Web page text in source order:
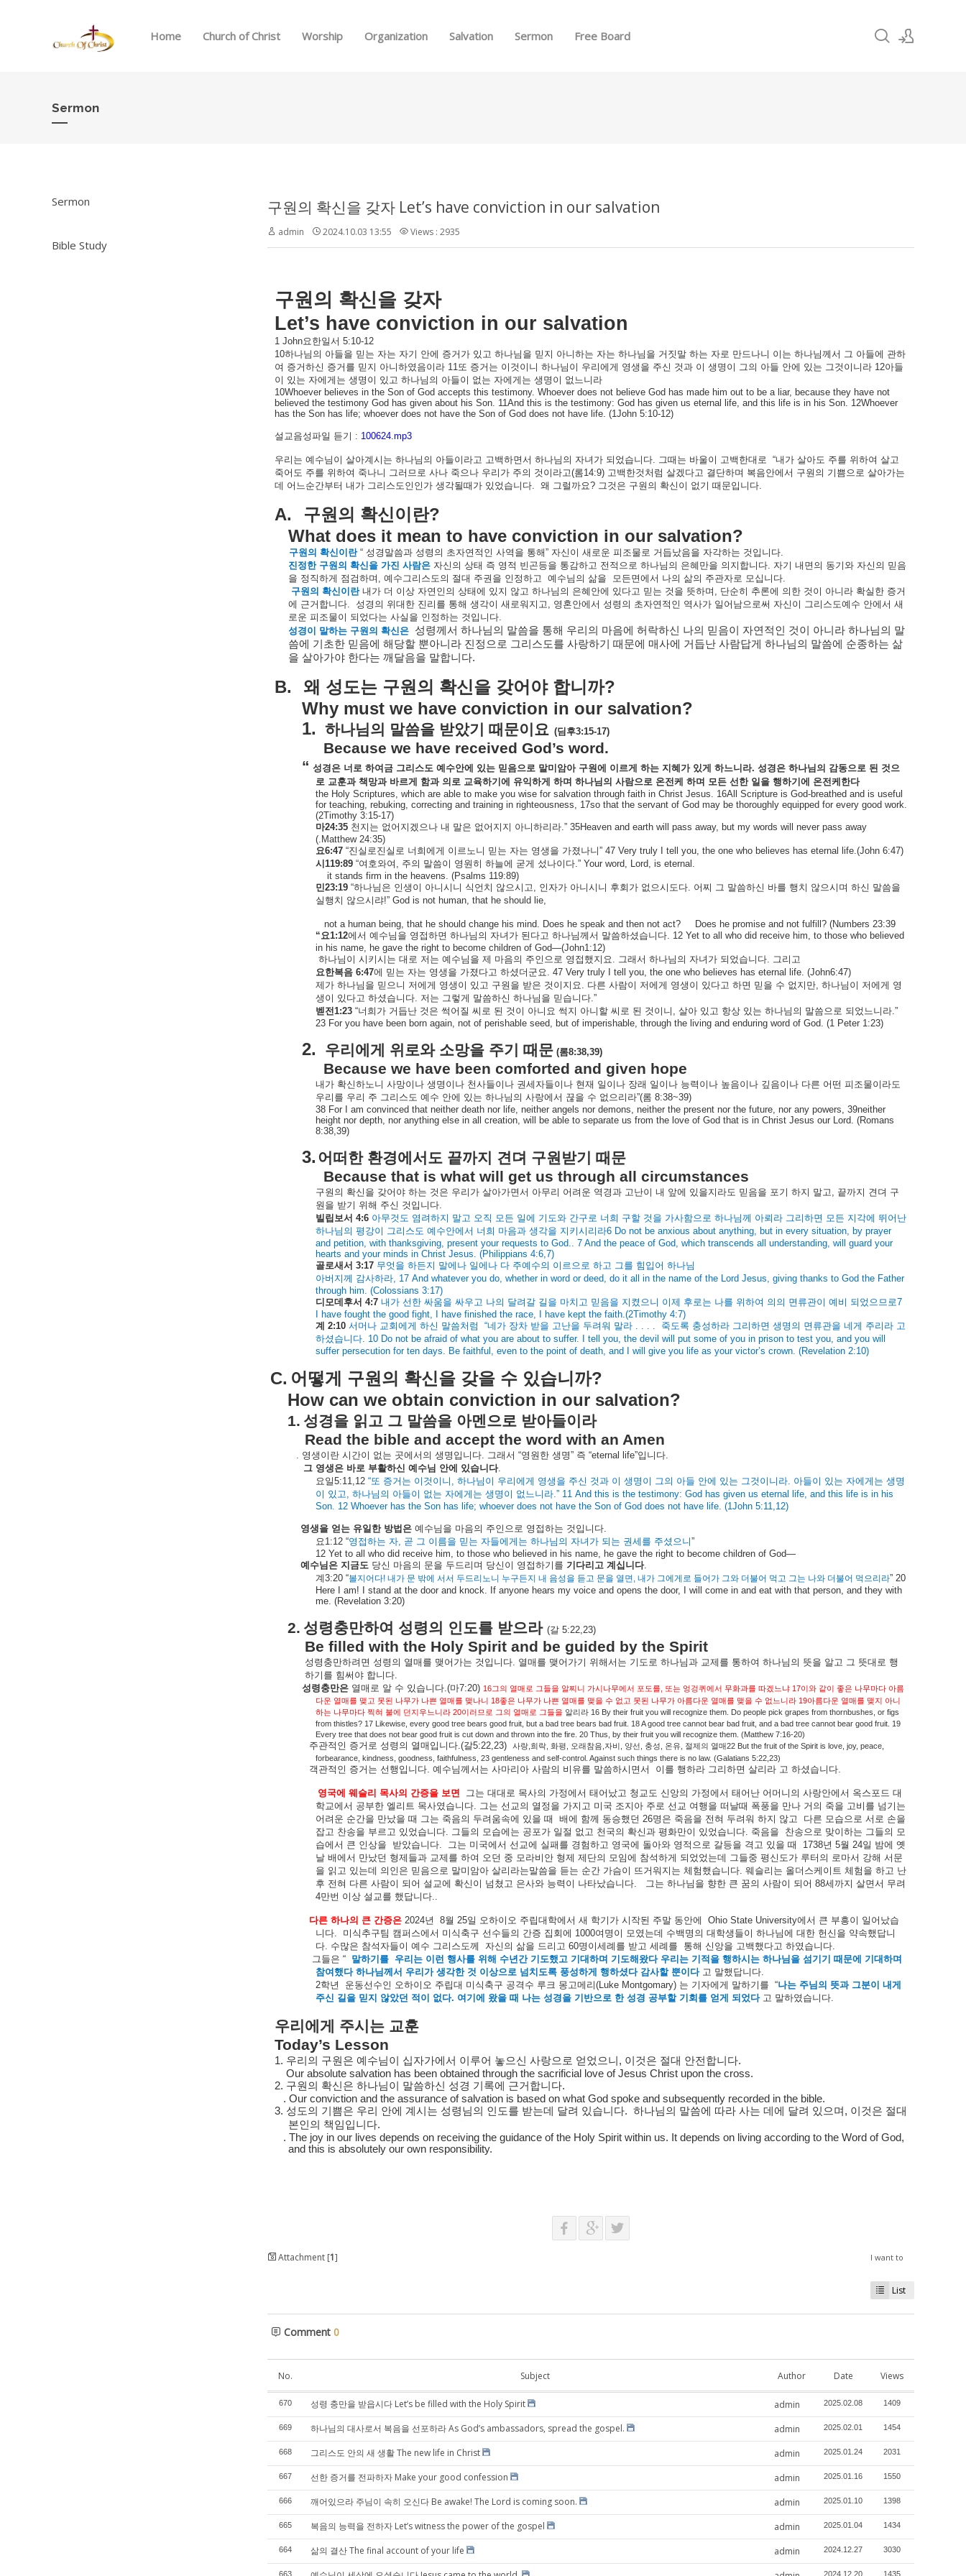
Home Church of Christ Worship Organization Salvation Sermon Free Board
Sermon
Sermon
Bible Study
구원의 확신을 갖자 Let’s have conviction in our salvation
admin 2024.10.03 13:55 Views : 2935
구원의 확신을 갖자
Let’s have conviction in our salvation
1 John요한일서 5:10-12
10하나님의 아들을 믿는 자는 자기 안에 증거가 있고 하나님을 믿지 아니하는 자는 하나님을 거짓말 하는 자로 만드나니 이는 하나님께서 그 아들에 관하
여 증거하신 증거를 믿지 아니하였음이라 11또 증거는 이것이니 하나님이 우리에게 영생을 주신 것과 이 생명이 그의 아들 안에 있는 그것이니라 12아들
이 있는 자에게는 생명이 있고 하나님의 아들이 없는 자에게는 생명이 없느니라
10Whoever believes in the Son of God accepts this testimony. Whoever does not believe God has made him out to be a liar, because they have not
believed the testimony God has given about his Son. 11And this is the testimony: God has given us eternal life, and this life is in his Son. 12Whoever
has the Son has life; whoever does not have the Son of God does not have life. (1John 5:10-12)
설교음성파일 듣기 : 100624.mp3
우리는 예수님이 살아계시는 하나님의 아들이라고 고백하면서 하나님의 자녀가 되었습니다. 그때는 바울이 고백한대로 “내가 살아도 주를 위하여 살고
죽어도 주를 위하여 죽나니 그러므로 사나 죽으나 우리가 주의 것이라고(롬14:9) 고백한것처럼 살겠다고 결단하며 복음안에서 구원의 기쁨으로 살아가는
데 어느순간부터 내가 그리스도인인가 생각될때가 있었습니다. 왜 그럴까요? 그것은 구원의 확신이 없기 때문입니다.
A. 구원의 확신이란?
What does it mean to have conviction in our salvation?
구원의 확신이란 “ 성경말씀과 성령의 초자연적인 사역을 통해” 자신이 새로운 피조물로 거듭났음을 자각하는 것입니다.
진정한 구원의 확신을 가진 사람은 자신의 상태 즉 영적 빈곤등을 통감하고 전적으로 하나님의 은혜만을 의지합니다. 자기 내면의 동기와 자신의 믿음
을 정직하게 점검하며 , 예수그리스도의 절대 주권을 인정하고 예수님의 삶을 모든면에서 나의 삶의 주관자로 모십니다.
구원의 확신이란 내가 더 이상 자연인의 상태에 있지 않고 하나님의 은혜안에 있다고 믿는 것을 뜻하며 , 단순히 추론에 의한 것이 아니라 확실한 증거
에 근거합니다. 성경의 위대한 진리를 통해 생각이 새로워지고, 영혼안에서 성령의 초자연적인 역사가 일어남으로써 자신이 그리스도예수 안에서 새
로운 피조물이 되었다는 사실을 인정하는 것입니다.
성경이
말하는 구원의 확신은 성령께서 하나님의 말씀을 통해 우리의 마음에 허락하신 나의 믿음이 자연적인 것이 아니라 하나님의 말
씀에
기초한 믿음에 해당할 뿐아니라 진정으로 그리스도를 사랑하기 때문에 매사에 거듭난 사람답게 하나님의 말씀에 순종하는 삶
을 살아가야 한다는 깨달음을 말합니다.
B. 왜 성도는 구원의 확신을 갖어야 합니까?
Why must we have conviction in our salvation?
1. 하나님의 말씀을 받았기 때문이요 (딤후3:15-17)
Because we have received God’s word.
“ 성경은 너로 하여금 그리스도 예수안에 있는 믿음으로 말미암아 구원에 이르게 하는 지혜가 있게 하느니라. 성경은 하나님의 감동으로 된 것으
로 교훈과 책망과 바르게 함과 의로 교육하기에 유익하게 하며 하나님의 사람으로 온전케 하며 모든 선한 일을 행하기에
온전케한다
the Holy Scriptures, which are able to make you wise for salvation through faith in Christ Jesus. 16All Scripture is God-breathed and is useful
for teaching, rebuking, correcting and training in righteousness, 17so that the servant of God may be thoroughly equipped for every good work.
(2Timothy 3:15-17)
마24:35 천지는 없어지겠으나 내 말은 없어지지 아니하리라.” 35Heaven and earth will pass away, but my words will never pass away
(.Matthew 24:35)
요6:47“진실로진실로 너희에게 이르노니 믿는 자는 영생을 가졌나니” 47 Very truly I tell you, the one who believes has eternal life.(John 6:47)
시 119:89“여호와여 , 주의 말씀이 영원히 하늘에 굳게 섰나이다.” Your word, Lord, is eternal.
it stands firm in the heavens. (Psalms 119:89)
민23:19“하나님은 인생이 아니시니 식언치 않으시고, 인자가 아니시니 후회가 없으시도다. 어찌 그 말씀하신 바를 행치 않으시며 하신 말씀을
실행치 않으시랴!” God is not human, that he should lie,
not a human being, that he should change his mind. Does he speak and then not act?
Does he promise and not fulfill? (Numbers 23:39
“요1:12에서 예수님을 영접하면 하나님의 자녀가 된다고 하나님께서 말씀하셨습니다. 12 Yet to all who did receive him, to those who believed
in his name, he gave the right to become children of God—(John1:12)
하나님이 시키시는 대로 저는 예수님을 제 마음의 주인으로 영접했지요. 그래서 하나님의 자녀가 되었습니다. 그리고
요한복음6:47에 믿는 자는 영생을 가졌다고 하셨더군요. 47 Very truly I tell you, the one who believes has eternal life. (John6:47)
제가 하나님을 믿으니 저에게 영생이 있고 구원을 받은 것이지요. 다른 사람이 저에게 영생이 있다고 하면 믿을 수 없지만, 하나님이 저에게 영
생이 있다고 하셨습니다. 저는 그렇게 말씀하신 하나님을 믿습니다.”
벧전1:23“너희가 거듭난 것은 썩어질 씨로 된 것이 아니요 썩지 아니할 씨로 된 것이니 , 살아 있고 항상 있는 하나님의 말씀으로 되었느니라.”
23 For you have been born again, not of perishable seed, but of imperishable, through the living and enduring word of God. (1 Peter 1:23)
2. 우리에게 위로와 소망을 주기 때문(롬8:38,39)
Because we have been comforted and given hope
내가 확신하노니 사망이나 생명이나 천사들이나 권세자들이나 현재 일이나 장래 일이나 능력이나 높음이나 깊음이나 다른 어떤 피조물이라도
우리를 우리 주 그리스도 예수 안에 있는 하나님의 사랑에서 끊을 수 없으리라”(롬 8:38~39)
38 For I am convinced that neither death nor life, neither angels nor demons, neither the present nor the future, nor any powers, 39neither
height nor depth, nor anything else in all creation, will be able to separate us from the love of God that is in Christ Jesus our Lord. (Romans
8:38,39)
3. 어떠한 환경에서도 끝까지 견뎌 구원받기
때문
Because that is what will get us through all circumstances
구원의 확신을 갖어야 하는 것은 우리가 살아가면서 아무리 어려운 역경과 고난이 내 앞에 있을지라도 믿음을 포기 하지 말고, 끝까지 견뎌 구
원을 받기 위해 주신 것입니다.
빌립보서 4:6 아무것도 염려하지 말고 오직 모든 일에 기도와 간구로 너희 구할 것을 가사함으로 하나님께 아뢰라 그리하면 모든 지각에 뛰어난
하나님의 평강이 그리스도 예수안에서 너희 마음과 생각을 지키시리라6 Do not be anxious about anything, but in every situation, by prayer
and petition, with thanksgiving, present your requests to God.. 7 And the peace of God, which transcends all understanding, will guard your
hearts and your minds in Christ Jesus. (Philippians 4:6,7)
골로새서 3:17 무엇을 하든지 말에나 일에나 다 주예수의 이르으로 하고 그를 힘입어 하나님
아버지께 감사하라, 17 And whatever you do, whether in word or deed, do it all in the name of the Lord Jesus, giving thanks to God the Father
through him. (Colossians 3:17)
디모데후서 4:7 내가 선한 싸움을 싸우고 나의 달려갈 길을 마치고 믿음을 지켰으니 이제 후로는 나를 위하여 의의 면류관이 예비 되었으므로7
I have fought the good fight, I have finished the race, I have kept the faith.(2Timothy 4:7)
계 2:10 서머나 교회에게 하신 말씀처럼 “네가 장차 받을 고난을 두려워 말라. . . . 죽도록 충성하라 그리하면 생명의 면류관을 네게 주리라 고
하셨습니다. 10 Do not be afraid of what you are about to suffer. I tell you, the devil will put some of you in prison to test you, and you will
suffer persecution for ten days. Be faithful, even to the point of death, and I will give you life as your victor’s crown. (Revelation 2:10)
C. 어떻게 구원의 확신을 갖을 수 있습니까?
How can we obtain conviction in our salvation?
1. 성경을 읽고 그 말씀을 아멘으로 받아들이라
Read the bible and accept the word with an Amen
. 영생이란 시간이 없는 곳에서의 생명입니다. 그래서 “영원한 생명” 즉 “eternal life”입니다.
그 영생은 바로 부활하신 예수님 안에 있습니다.
요일5:11,12 “또 증거는 이것이니 , 하나님이 우리에게 영생을 주신 것과 이 생명이 그의 아들 안에 있는 그것이니라. 아들이 있는 자에게는 생명
이 있고, 하나님의 아들이 없는 자에게는 생명이 없느니라.” 11 And this is the testimony: God has given us eternal life, and this life is in his
Son. 12 Whoever has the Son has life; whoever does not have the Son of God does not have life. (1John 5:11,12)
영생을 얻는 유일한 방법은 예수님을 마음의 주인으로 영접하는 것입니다.
요1:12 “영접하는 자, 곧 그 이름을 믿는 자들에게는 하나님의 자녀가 되는 권세를 주셨으니”
12 Yet to all who did receive him, to those who believed in his name, he gave the right to become children of God—
예수님은 지금도 당신 마음의 문을 두드리며 당신이 영접하기를 기다리고 계십니다.
계3:20 “볼지어다! 내가 문 밖에 서서 두드리노니 누구든지 내 음성을 듣고 문을 열면 , 내가 그에게로 들어가 그와 더불어 먹고 그는 나와 더불어 먹으리라” 20
Here I am! I stand at the door and knock. If anyone hears my voice and opens the door, I will come in and eat with that person, and they with
me. (Revelation 3:20)
2. 성령충만하여 성령의 인도를 받으라 (갈 5:22,23)
Be filled with the Holy Spirit and be guided by the Spirit
성령충만하려면 성령의 열매를 맺어가는 것입니다. 열매를 맺어가기 위해서는 기도로 하나님과 교제를 통하여 하나님의 뜻을 알고 그 뜻대로 행
하기를 힘써야 합니다.
성령충만은 열매로 알 수 있습니다.(마7:20) 16그의 열매로 그들을 알찌니 가시나무에서 포도를, 또는 엉겅퀴에서 무화과를 따겠느냐17이와 같이 좋은 나무마다 아름
다운 열매를 맺고 못된 나무가 나쁜 열매를 맺나니 18좋은 나무가 나쁜 열매를 맺을 수 없고 못된 나무가 아름다운 열매를 맺을 수 없느니라19아름다운 열매를 맺지
아니
하는 나무마다 찍혀 불에 던지우느니라20이러므로 그의 열매로 그들을 알리라 16 By their fruit you will recognize them. Do people pick grapes from thornbushes, or figs
from thistles? 17 Likewise, every good tree bears good fruit, but a bad tree bears bad fruit. 18 A good tree cannot bear bad fruit, and a bad tree cannot bear good fruit. 19
Every tree that does not bear good fruit is cut down and thrown into the fire. 20 Thus, by their fruit you will recognize them. (Matthew 7:16-20)
주관적인 증거로 성령의 열매입니다.(갈5:22,23) 사랑 희락 화평 오래참음 자비 양선 충성 온유 절제의 열매22 But the fruit of the Spirit is love, joy, peace,
forbearance, kindness, goodness, faithfulness, 23 gentleness and self-control. Against such things there is no law. (Galatians 5:22,23)
객관적인 증거는 선행입니다. 예수님께서는 사마리아 사람의 비유를 말씀하시면서 이를 행하라 그리하면 살리라 고 하셨습니다.
영국에 웨슬리 목사의 간증을 보면 그는 대대로 목사의 가정에서 태어났고 청교도 신앙의 가정에서 태어난 어머니의 사랑안에서 옥스포드 대
학교에서 공부한 엘리트 목사였습니다. 그는 선교의 열정을 가지고 미국 조지아 주로 선교 여행을 떠날때 폭풍을 만나 거의 죽을 고비를 넘기는
어려운 순간을 만났을 때 그는 죽음의 두려움속에 있을 때 배에 함께 동승했던 26명은 죽음을 전혀 두려워 하지 않고 다른 모습으로 서로 손을
잡고 찬송을 부르고 있었습니다. 그들의 모습에는 공포가 일절 없고 천국의 확신과 평화만이 있었습니다. 죽음을 찬송으로 맞이하는 그들의 모
습에서 큰 인상을 받았습니다. 그는 미국에서 선교에 실패를 경험하고 영국에 돌아와 영적으로 갈등을 격고 있을 때 1738년 5월 24일 밤에 옛
날 배에서 만났던 형제들과 교제를 하여 오던 중 모라비안 형제 제단의 모임에 참석하게 되었었는데 그들중 평신도가 루터의 로마서 강해 서문
을 읽고 있는데 의인은 믿음으로 말미암아 살리라는말씀을 듣는 순간 가슴이 뜨거워지는 체험했습니다. 웨슬리는 올더스케이트 체험을 하고 난
후 전혀 다른 사람이 되어 설교에 확신이 넘쳤고 은사와 능력이 나타났습니다. 그는 하나님을 향한 큰 꿈의 사람이 되어 88세까지 살면서 무려
4만번 이상 설교를 했답니다..
다른 하나의 큰 간증은 2024년 8월 25일 오하이오 주립대학에서 새 학기가 시작된 주말 동안에 Ohio State University에서 큰 부흥이 일어났습
니다. 미식추구팀 캠퍼스에서 미식축구 선수들의 간증 집회에 1000여명이 모였는데 수백명의 대학생들이 하나님에 대한 헌신을 약속했답니
다. 수많은 참석자들이 예수 그리스도께 자신의 삶을 드리고 60명이세례를 받고 세례를 통해 신앙을 고백했다고 하였습니다.
그들은 “ 말하기를 우리는 이런 행사를 위해 수년간 기도했고 기대하며 기도해왔다 우리는 기적을 행하시는 하나님을 섬기기 때문에 기대하며
참여했다 하나님께서 우리가 생각한 것 이상으로 넘치도록 풍성하게 행하셨다 감사할 뿐이다 고 말했답니다.
2학년 운동선수인 오하이오 주립대 미식축구 공격수 루크 몽고메리(Luke Montgomary) 는 기자에게 말하기를 “나는 주님의 뜻과 그분이 내게
주신 길을 믿지 않았던 적이 없다. 여기에 왔을 때 나는 성경을 기반으로 한 성경 공부할 기회를 얻게 되었다 고 말하였습니다.
우리에게 주시는 교훈
Today’s Lesson
1. 우리의 구원은 예수님이 십자가에서 이루어 놓으신 사랑으로 얻었으니 , 이것은 절대 안전합니다.
Our absolute salvation has been obtained through the sacrificial love of Jesus Christ upon the cross.
2. 구원의 확신은 하나님이 말씀하신 성경 기록에 근거합니다.
. Our conviction and the assurance of salvation is based on what God spoke and subsequently recorded in the bible.
3. 성도의 기쁨은 우리 안에 계시는 성령님의 인도를 받는데 달려 있습니다. 하나님의 말씀에 따라 사는 데에 달려 있으며 , 이것은 절대
본인의 책임입니다.
. The joy in our lives depends on receiving the guidance of the Holy Spirit within us. It depends on living according to the Word of God,
and this is absolutely our own responsibility.
Attachment [1] I want to
List
Comment 0
No. Subject Author Date Views
670 성령 충만을 받읍시다 Let’s be filled with the Holy Spirit admin 2025.02.08 1409
669 하나님의 대사로서 복음을 선포하라 As God’s ambassadors, spread the gospel. admin 2025.02.01 1454
668 그리스도 안의 새 생활 The new life in Christ admin 2025.01.24 2031
667 선한 증거를 전파하자 Make your good confession admin 2025.01.16 1550
666 깨어있으라 주님이 속히 오신다 Be awake! The Lord is coming soon. admin 2025.01.10 1398
665 복음의 능력을 전하자 Let’s witness the power of the gospel admin 2025.01.04 1434
664 삶의 결산 The final account of your life admin 2024.12.27 3030
663 2024.12.20 1435